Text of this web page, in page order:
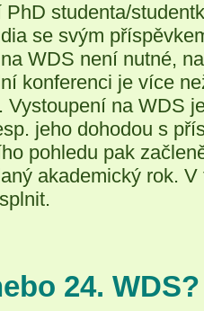
PhD studenta/
se svým
WDS není nutné,
konferenci je více
Vystoupení na WDS
jeho dohodou s
pohledu pak
akademický rok.
24. WDS?